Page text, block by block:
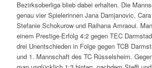
Bezirksoberliga blieb dabei erhalten. Die
genau vier Spielerinnen Jana Damjanovic,
Stefanie Schokurow und Raihana Amraoui.
einem Prestige-Erfolg 4:2 gegen TEC
drei Unentschieden in Folge gegen TCB
und 1. Mannschaft des TC Rüsselsheim.